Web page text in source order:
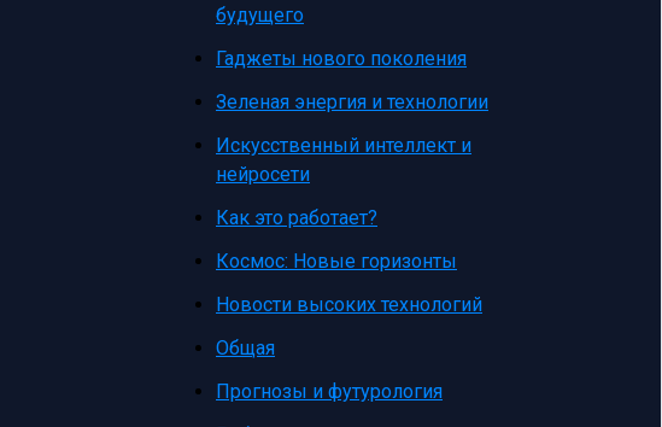
будущего
Гаджеты нового поколения
Зеленая энергия и технологии
Искусственный интеллект и
нейросети
Как это работает?
Космос: Новые горизонты
Новости высоких технологий
Общая
Прогнозы и футурология